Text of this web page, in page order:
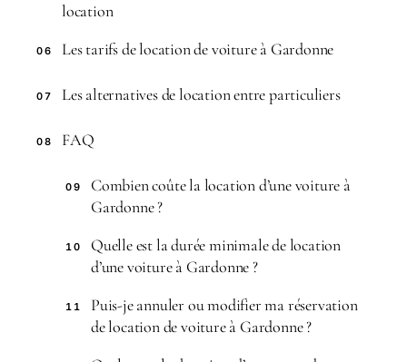
location
06 Les tarifs de location de voiture à Gardonne
07 Les alternatives de location entre particuliers
08 FAQ
09
Combien coûte la location d’une voiture à
Gardonne ?
10
Quelle est la durée minimale de location
d’une voiture à Gardonne ?
11
Puis-je annuler ou modifier ma réservation
de location de voiture à Gardonne ?